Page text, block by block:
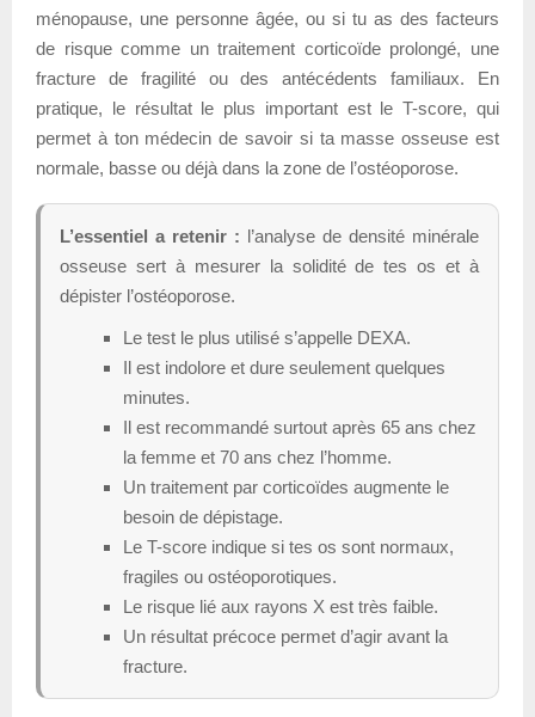
ménopause, une personne âgée, ou si tu as des facteurs
de risque comme un traitement corticoïde prolongé, une
fracture de fragilité ou des antécédents familiaux. En
pratique, le résultat le plus important est le T-score, qui
permet à ton médecin de savoir si ta masse osseuse est
normale, basse ou déjà dans la zone de l’ostéoporose.
L’essentiel a retenir : l’analyse de densité minérale
osseuse sert à mesurer la solidité de tes os et à
dépister l’ostéoporose.
Le test le plus utilisé s’appelle DEXA.
Il est indolore et dure seulement quelques
minutes.
Il est recommandé surtout après 65 ans chez
la femme et 70 ans chez l’homme.
Un traitement par corticoïdes augmente le
besoin de dépistage.
Le T-score indique si tes os sont normaux,
fragiles ou ostéoporotiques.
Le risque lié aux rayons X est très faible.
Un résultat précoce permet d’agir avant la
fracture.